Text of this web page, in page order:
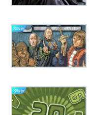
Silver
Silver